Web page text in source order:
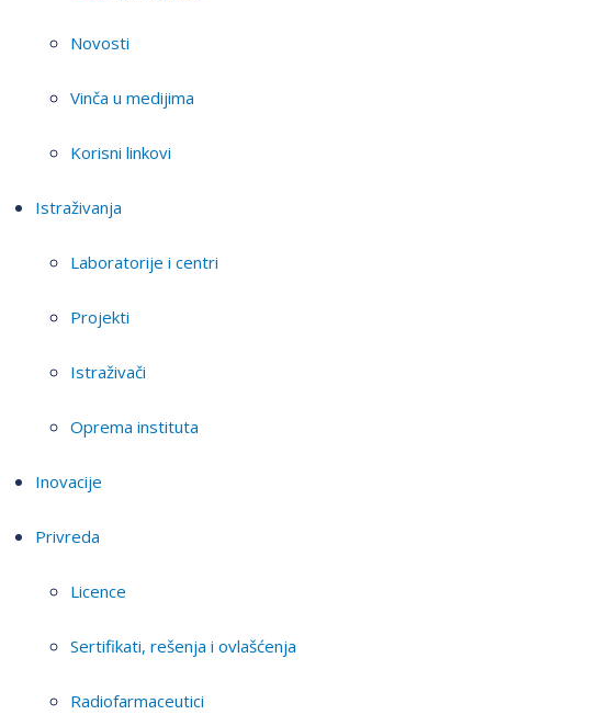
Novosti
Vinča u medijima
Korisni linkovi
Istraživanja
Laboratorije i centri
Projekti
Istraživači
Oprema instituta
Inovacije
Privreda
Licence
Sertifikati, rešenja i ovlašćenja
Radiofarmaceutici